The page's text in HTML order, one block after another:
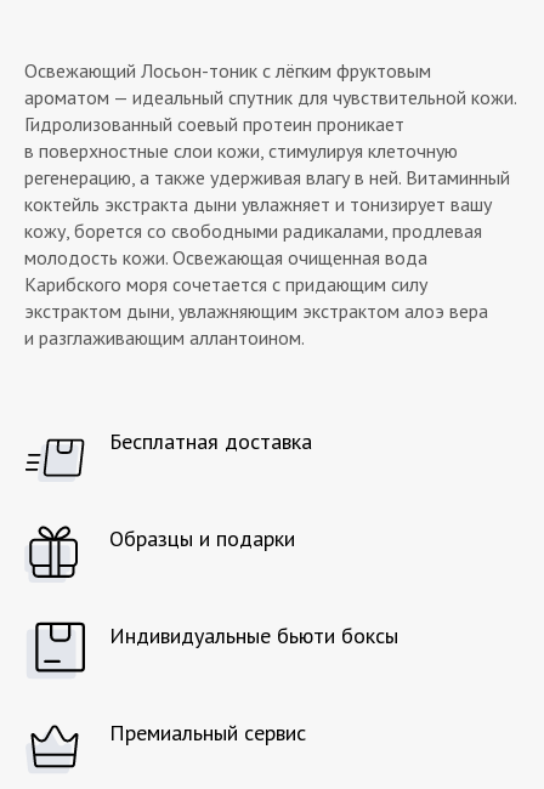
Освежающий Лосьон-тоник с лёгким фруктовым
ароматом — идеальный спутник для чувствительной кожи.
Гидролизованный соевый протеин проникает
в поверхностные слои кожи, стимулируя клеточную
регенерацию, а также удерживая влагу в ней. Витаминный
коктейль экстракта дыни увлажняет и тонизирует вашу
кожу, борется со свободными радикалами, продлевая
молодость кожи. Освежающая очищенная вода
Карибского моря сочетается с придающим силу
экстрактом дыни, увлажняющим экстрактом алоэ вера
и разглаживающим аллантоином.
Бесплатная доставка
Образцы и подарки
Индивидуальные бьюти боксы
Премиальный сервис